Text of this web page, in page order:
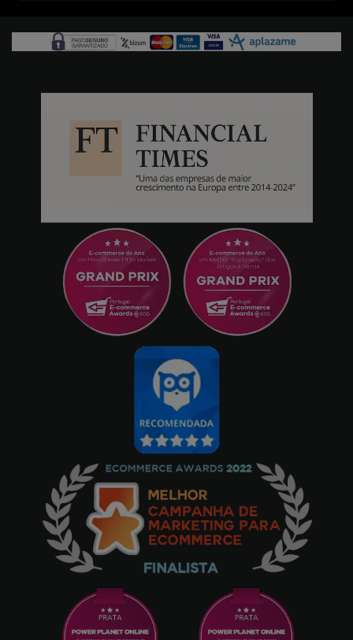
Eros
29/04/2025
habituados da Apple. A duração da bateria
foi melhorada em relação aos modelos
anteriores. A compatibilidade com os
AirPods é perfeita. O ecrã Retina oferece
cores vivas e uma excelente nitidez visual.
Walter
28/04/2025
A entrega foi rápida e em menos de 48
horas! Obrigado powerplanet! - 128GB, Preto
O design é muito bonito, estou muito
satisfeito! Obrigado powerplanet por mais
um envio em tempo recorde! - 128GB, Rosa
SANDRA
08/02/2025
EU GOSTEI MUITO DO SITE RECOMENDO